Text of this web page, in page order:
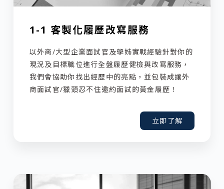
1-1 客製化履歷改寫服務
以外商/大型企業面試官及學姊實戰經驗針對你的
現況及目標職位進行全盤履歷健檢與改寫服務，
我們會協助你找出經歷中的亮點，並包裝成讓外
商面試官/獵頭忍不住邀約面試的黃金履歷！
立即了解